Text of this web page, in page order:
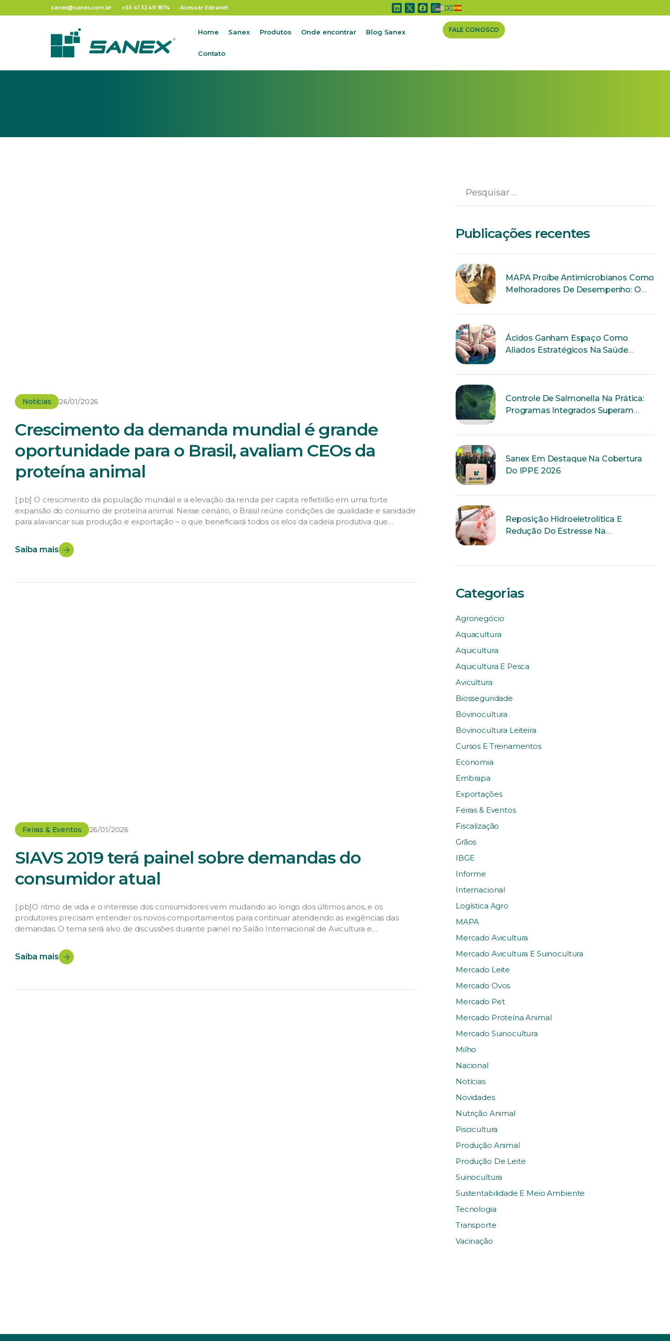
sanex@sanex.com.br +55 41 3249 1874 Acessar Extranet
Home Sanex Produtos Onde encontrar Blog Sanex
Contato
FALE CONOSCO
Tag:SIAVS 2019
Notícias 26/01/2026
Crescimento da demanda mundial é grande
oportunidade para o Brasil, avaliam CEOs da
proteína animal
[:pb] O crescimento da população mundial e a elevação da renda per capita refletirão em uma forte
expansão do consumo de proteína animal. Nesse cenário, o Brasil reúne condições de qualidade e sanidade
para alavancar sua produção e exportação – o que beneficiará todos os elos da cadeia produtiva que
Saiba mais
Feiras & Eventos 26/01/2026
SIAVS 2019 terá painel sobre demandas do
consumidor atual
[:pb]O ritmo de vida e o interesse dos consumidores vem mudando ao longo dos últimos anos, e os
produtores precisam entender os novos comportamentos para continuar atendendo as exigências das
demandas. O tema será alvo de discussões durante painel no Salão Internacional de Avicultura e
Saiba mais
Publicações recentes
MAPA Proíbe Antimicrobianos Como
Melhoradores De Desempenho: O
Ácidos Ganham Espaço Como
Aliados Estratégicos Na Saúde
Controle De Salmonella Na Prática:
Programas Integrados Superam
Sanex Em Destaque Na Cobertura
Do IPPE 2026
Reposição Hidroeletrolítica E
Redução Do Estresse Na
Categorias
Agronegócio
Aquacultura
Aquicultura
Aquicultura E Pesca
Avicultura
Biosseguridade
Bovinocultura
Bovinocultura Leiteira
Cursos E Treinamentos
Economia
Embrapa
Exportações
Feiras & Eventos
Fiscalização
Grãos
IBGE
Informe
Internacional
Logística Agro
MAPA
Mercado Avicultura
Mercado Avicultura E Suinocultura
Mercado Leite
Mercado Ovos
Mercado Pet
Mercado Proteína Animal
Mercado Suinocultura
Milho
Nacional
Notícias
Novidades
Nutrição Animal
Piscicultura
Produção Animal
Produção De Leite
Suinocultura
Sustentabilidade E Meio Ambiente
Tecnologia
Transporte
Vacinação